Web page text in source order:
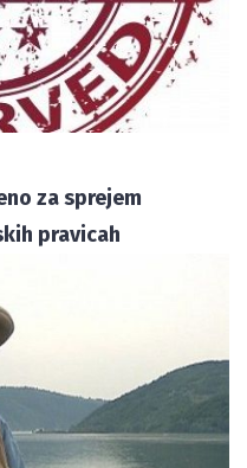
za sprejem
pravicah